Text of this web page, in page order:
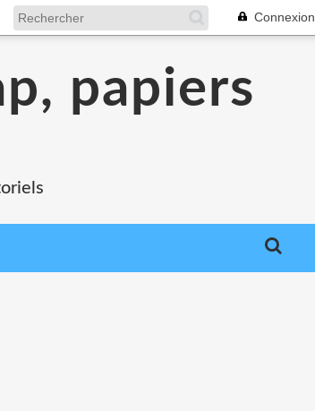
Connexion
papiers